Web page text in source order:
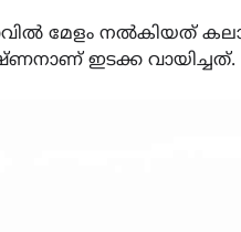
മേളം നൽകിയത്
ഇടക്ക വായിച്ചത്.